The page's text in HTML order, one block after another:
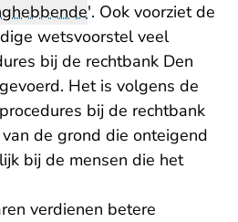
'. Ook voorziet de
wetsvoorstel veel
bij de rechtbank Den
Het is volgens de
bij de rechtbank
de grond die onteigend
bij de mensen die het
verdienen betere